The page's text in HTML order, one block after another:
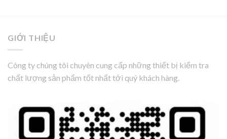
GIỚI THIỆU
Công ty chúng tôi chuyên cung cấp những thiết bị kiểm tra
chất lượng sản phẩm tốt nhất tới quý khách hàng.